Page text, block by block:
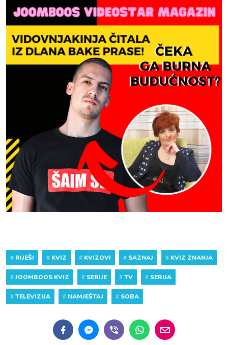
# RIJEŠI # KVIZ # KVIZOVI # SAZNAJ # KVIZ ZNANJA
#JOOMBOOS KVIZ # SERIJE #TV # SERIJA
#TELEVIZIJA # NAMJEŠTAJ # SOBA